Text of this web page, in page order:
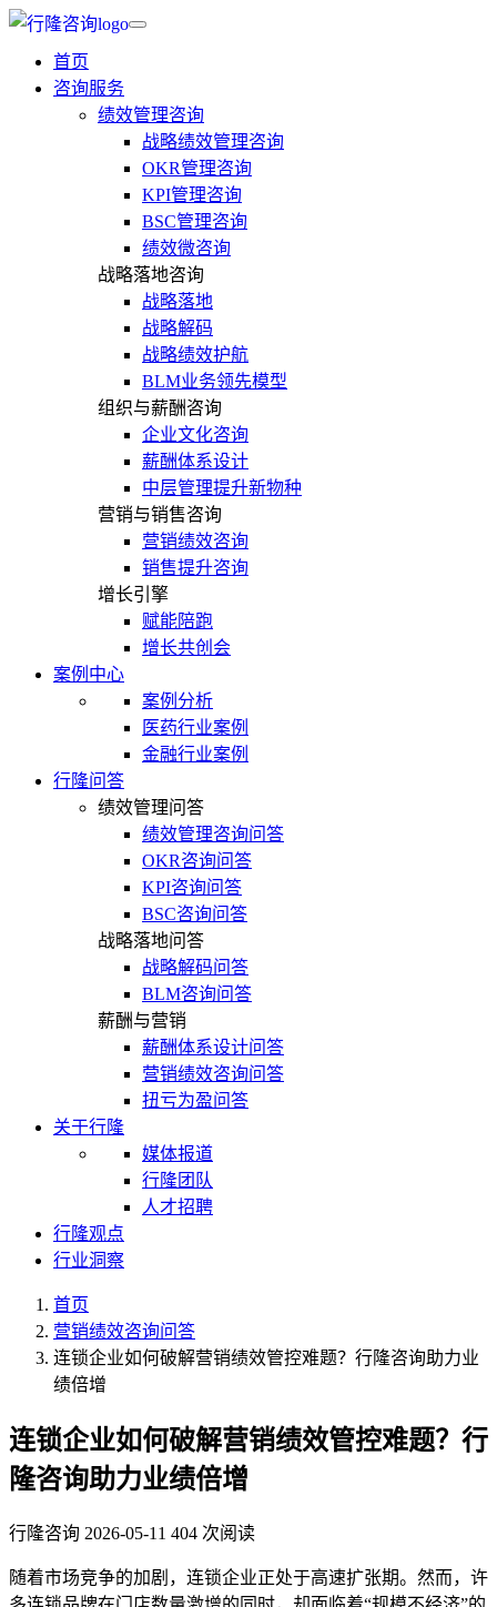
首页
咨询服务
绩效管理咨询
战略绩效管理咨询
OKR管理咨询
KPI管理咨询
BSC管理咨询
绩效微咨询
战略落地咨询
战略落地
战略解码
战略绩效护航
BLM业务领先模型
组织与薪酬咨询
企业文化咨询
薪酬体系设计
中层管理提升新物种
营销与销售咨询
营销绩效咨询
销售提升咨询
增长引擎
赋能陪跑
增长共创会
案例中心
案例分析
医药行业案例
金融行业案例
行隆问答
绩效管理问答
绩效管理咨询问答
OKR咨询问答
KPI咨询问答
BSC咨询问答
战略落地问答
战略解码问答
BLM咨询问答
薪酬与营销
薪酬体系设计问答
营销绩效咨询问答
扭亏为盈问答
关于行隆
媒体报道
行隆团队
人才招聘
行隆观点
行业洞察
首页
营销绩效咨询问答
连锁企业如何破解营销绩效管控难题？行隆咨询助力业
绩倍增
连锁企业如何破解营销绩效管控难题？行
隆咨询助力业绩倍增
行隆咨询 2026-05-11 404 次阅读
随着市场竞争的加剧，连锁企业正处于高速扩张期。然而，许